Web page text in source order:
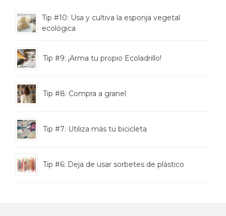
Tip #10: Usa y cultiva la esponja vegetal
ecológica
Tip #9: ¡Arma tu propio Ecoladrillo!
Tip #8: Compra a granel
Tip #7: Utiliza más tu bicicleta
Tip #6: Deja de usar sorbetes de plástico